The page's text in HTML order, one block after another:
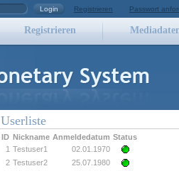
Login Registrieren Passwort
Registrieren
Userliste
ID Nickname Anmeldedatum Status
1 Testuser1
02.01.1970
2 Testuser2
25.07.1980